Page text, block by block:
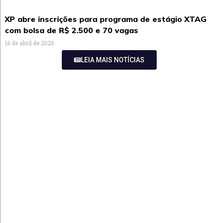
XP abre inscrições para programa de estágio XTAG
com bolsa de R$ 2.500 e 70 vagas
16 de abril de 2026
LEIA MAIS NOTÍCIAS